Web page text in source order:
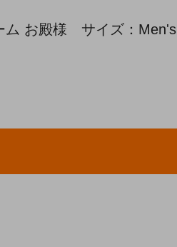
ム お殿様 サイズ：Men's